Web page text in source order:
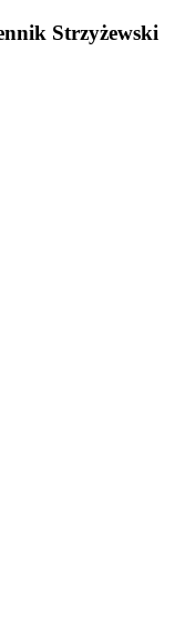
Strzyżewski